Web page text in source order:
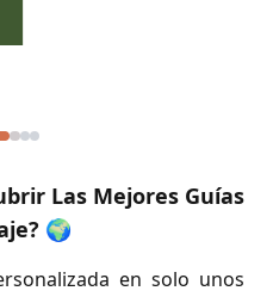
Las Mejores Guías
🌍
en solo unos